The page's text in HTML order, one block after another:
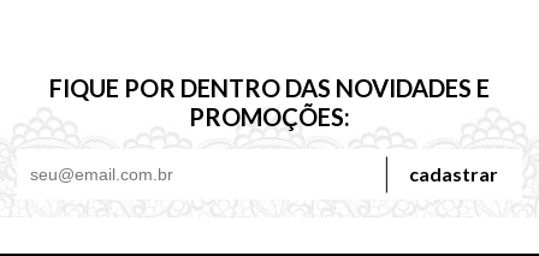
FIQUE POR DENTRO DAS NOVIDADES E
PROMOÇÕES:
cadastrar